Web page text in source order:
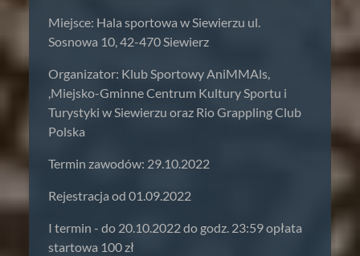
Miejsce: Hala sportowa w Siewierzu ul.
Sosnowa 10, 42-470 Siewierz
Organizator: Klub Sportowy AniMMAls,
,Miejsko-Gminne Centrum Kultury Sportu i
Turystyki w Siewierzu oraz Rio Grappling Club
Polska
Termin zawodów: 29.10.2022
Rejestracja od 01.09.2022
I termin - do 20.10.2022 do godz. 23:59 opłata
startowa 100 zł